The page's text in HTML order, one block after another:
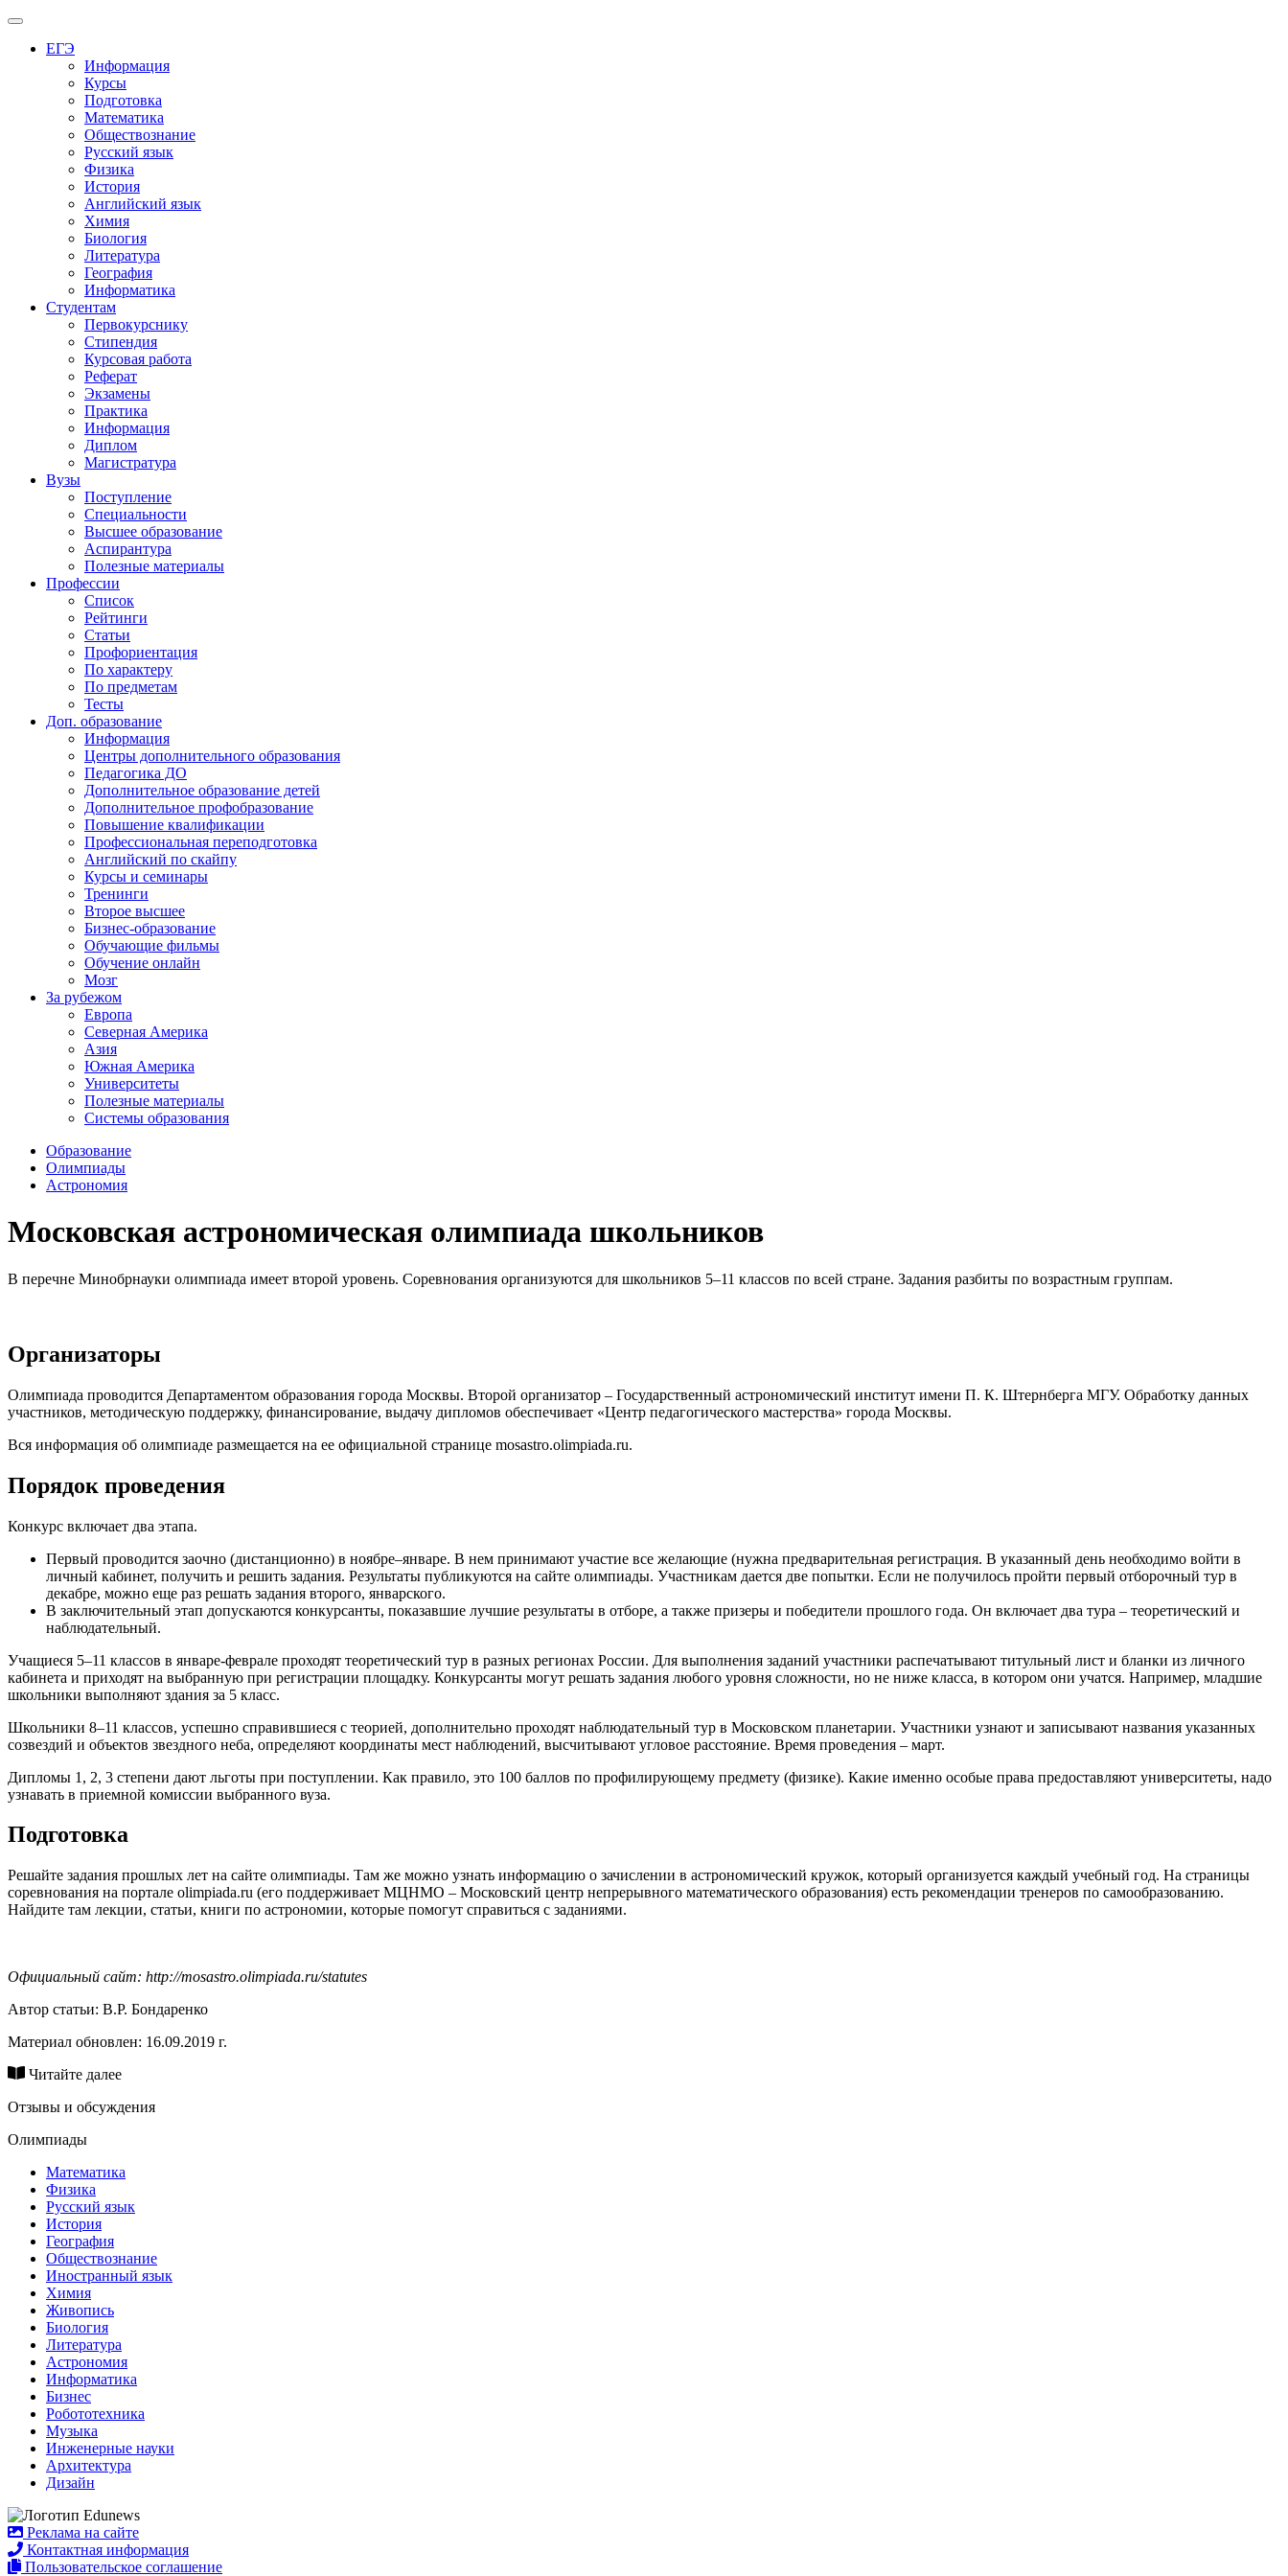
Меню
ЕГЭ
Информация
Курсы
Подготовка
Математика
Обществознание
Русский язык
Физика
История
Английский язык
Химия
Биология
Литература
География
Информатика
Студентам
Первокурснику
Стипендия
Курсовая работа
Реферат
Экзамены
Практика
Информация
Диплом
Магистратура
Вузы
Поступление
Специальности
Высшее образование
Аспирантура
Полезные материалы
Профессии
Список
Рейтинги
Статьи
Профориентация
По характеру
По предметам
Тесты
Доп. образование
Информация
Центры дополнительного образования
Педагогика ДО
Дополнительное образование детей
Дополнительное профобразование
Повышение квалификации
Профессиональная переподготовка
Английский по скайпу
Курсы и семинары
Тренинги
Второе высшее
Бизнес-образование
Обучающие фильмы
Обучение онлайн
Мозг
За рубежом
Европа
Северная Америка
Азия
Южная Америка
Университеты
Полезные материалы
Системы образования
Образование
Олимпиады
Астрономия
Московская астрономическая олимпиада школьников
В перечне Минобрнауки олимпиада имеет второй уровень. Соревнования организуются для школьников 5–11 классов по всей стране. Задания разбиты по возрастным группам.
Организаторы
Олимпиада проводится Департаментом образования города Москвы. Второй организатор – Государственный астрономический институт имени П. К. Штернберга МГУ. Обработку данных
участников, методическую поддержку, финансирование, выдачу дипломов обеспечивает «Центр педагогического мастерства» города Москвы.
Вся информация об олимпиаде размещается на ее официальной странице mosastro.olimpiada.ru.
Порядок проведения
Конкурс включает два этапа.
Первый проводится заочно (дистанционно) в ноябре–январе. В нем принимают участие все желающие (нужна предварительная регистрация. В указанный день необходимо войти в
личный кабинет, получить и решить задания. Результаты публикуются на сайте олимпиады. Участникам дается две попытки. Если не получилось пройти первый отборочный тур в
декабре, можно еще раз решать задания второго, январского.
В заключительный этап допускаются конкурсанты, показавшие лучшие результаты в отборе, а также призеры и победители прошлого года. Он включает два тура – теоретический и
наблюдательный.
Учащиеся 5–11 классов в январе-феврале проходят теоретический тур в разных регионах России. Для выполнения заданий участники распечатывают титульный лист и бланки из личного
кабинета и приходят на выбранную при регистрации площадку. Конкурсанты могут решать задания любого уровня сложности, но не ниже класса, в котором они учатся. Например, младшие
школьники выполняют здания за 5 класс.
Школьники 8–11 классов, успешно справившиеся с теорией, дополнительно проходят наблюдательный тур в Московском планетарии. Участники узнают и записывают названия указанных
созвездий и объектов звездного неба, определяют координаты мест наблюдений, высчитывают угловое расстояние. Время проведения – март.
Дипломы 1, 2, 3 степени дают льготы при поступлении. Как правило, это 100 баллов по профилирующему предмету (физике). Какие именно особые права предоставляют университеты, надо
узнавать в приемной комиссии выбранного вуза.
Подготовка
Решайте задания прошлых лет на сайте олимпиады. Там же можно узнать информацию о зачислении в астрономический кружок, который организуется каждый учебный год. На страницы
соревнования на портале olimpiada.ru (его поддерживает МЦНМО – Московский центр непрерывного математического образования) есть рекомендации тренеров по самообразованию.
Найдите там лекции, статьи, книги по астрономии, которые помогут справиться с заданиями.
Официальный сайт: http://mosastro.olimpiada.ru/statutes
Автор статьи: В.Р. Бондаренко
Материал обновлен: 16.09.2019 г.
Читайте далее
Отзывы и обсуждения
Олимпиады
Математика
Физика
Русский язык
История
География
Обществознание
Иностранный язык
Химия
Живопись
Биология
Литература
Астрономия
Информатика
Бизнес
Робототехника
Музыка
Инженерные науки
Архитектура
Дизайн
Реклама на сайте
Контактная информация
Пользовательское соглашение